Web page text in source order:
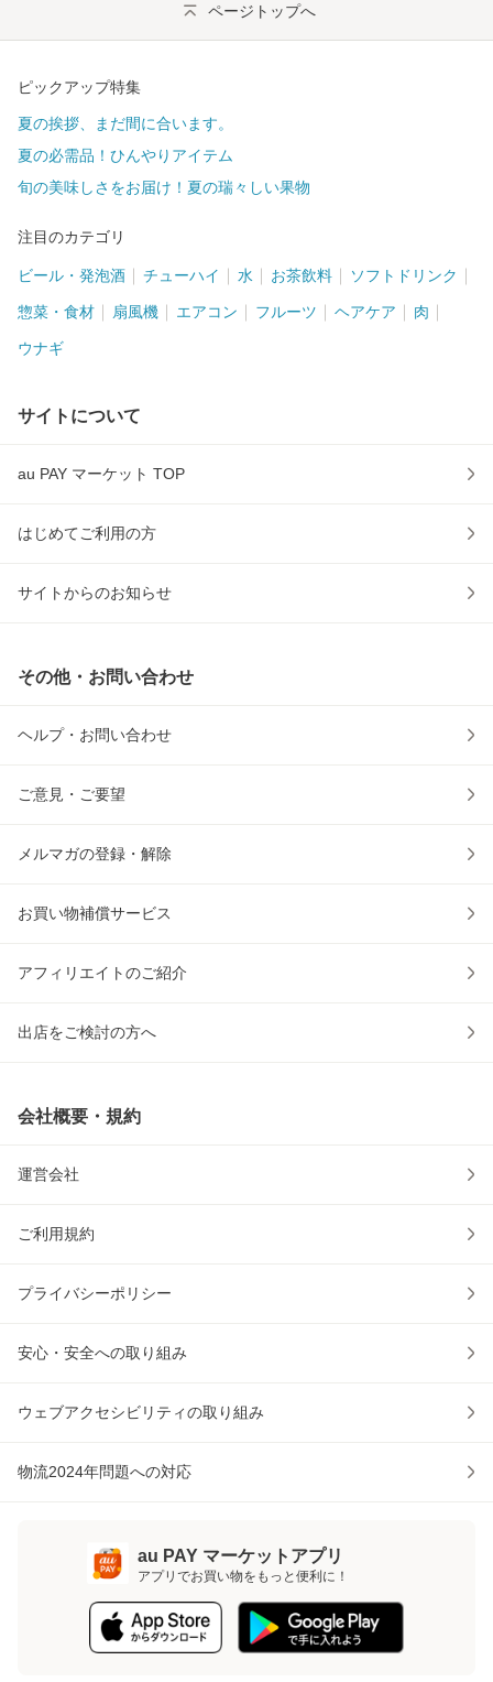
ページトップへ
ピックアップ特集
夏の挨拶、まだ間に合います。
夏の必需品！ひんやりアイテム
旬の美味しさをお届け！夏の瑞々しい果物
注目のカテゴリ
ビール・発泡酒 チューハイ 水 お茶飲料 ソフトドリンク
惣菜・食材 扇風機 エアコン フルーツ ヘアケア 肉
ウナギ
サイトについて
au PAY マーケット TOP
はじめてご利用の方
サイトからのお知らせ
その他・お問い合わせ
ヘルプ・お問い合わせ
ご意見・ご要望
メルマガの登録・解除
お買い物補償サービス
アフィリエイトのご紹介
出店をご検討の方へ
会社概要・規約
運営会社
ご利用規約
プライバシーポリシー
安心・安全への取り組み
ウェブアクセシビリティの取り組み
物流2024年問題への対応
au PAY マーケットアプリ
アプリでお買い物をもっと便利に！